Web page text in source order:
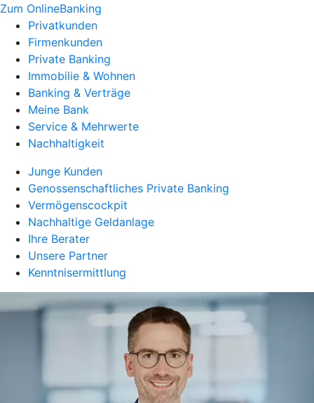
Zum OnlineBanking
Privatkunden
Firmenkunden
Private Banking
Immobilie & Wohnen
Banking & Verträge
Meine Bank
Service & Mehrwerte
Nachhaltigkeit
Junge Kunden
Genossenschaftliches Private Banking
Vermögenscockpit
Nachhaltige Geldanlage
Ihre Berater
Unsere Partner
Kenntnisermittlung